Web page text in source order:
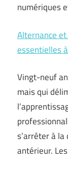
numériques
Alternance
essentielles
Vingt-neuf
mais qui
s’arrêter à
antérieur.